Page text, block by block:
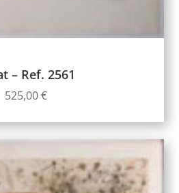
– Ref. 2561
525,00€